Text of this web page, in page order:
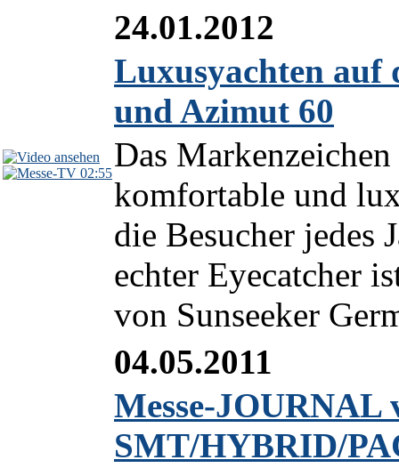
02:55
24.01.2012
Luxusyachten auf
und Azimut 60
Das
komfortable und
die Besucher jedes
echter Eyecatcher
von Sunseeker
04.05.2011
Messe-JOURNAL
SMT/HYBRID/